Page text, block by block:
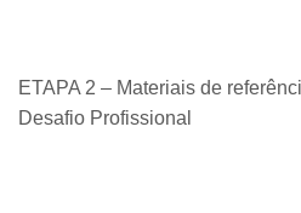
ETAPA 2 – Materiais de
Desafio Profissional